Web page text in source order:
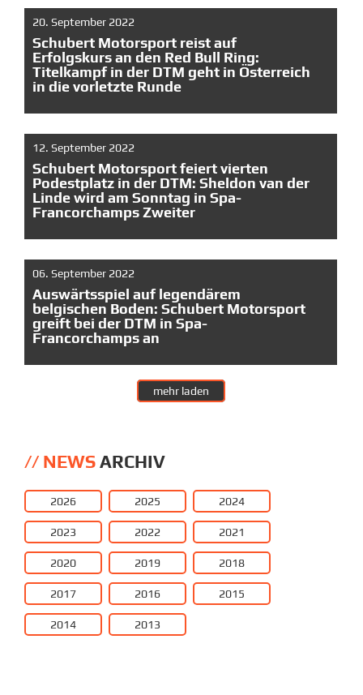
20. September 2022
Schubert Motorsport reist auf
Erfolgskurs an den Red Bull Ring:
Titelkampf in der DTM geht in Österreich
in die vorletzte Runde
12. September 2022
Schubert Motorsport feiert vierten
Podestplatz in der DTM: Sheldon van der
Linde wird am Sonntag in Spa-
Francorchamps Zweiter
06. September 2022
Auswärtsspiel auf legendärem
belgischen Boden: Schubert Motorsport
greift bei der DTM in Spa-
Francorchamps an
mehr laden
NEWSARCHIV
2026 2025 2024
2023 2022 2021
2020 2019 2018
2017 2016 2015
2014 2013